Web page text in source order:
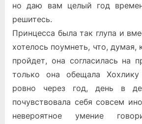
но даю вам целый год
решитесь.
Принцесса была так глупа и
хотелось поумнеть, что, думая,
пройдет, она согласилась на
только она обещала
ровно через год, день в
почувствовала себя совсем
невероятное умение